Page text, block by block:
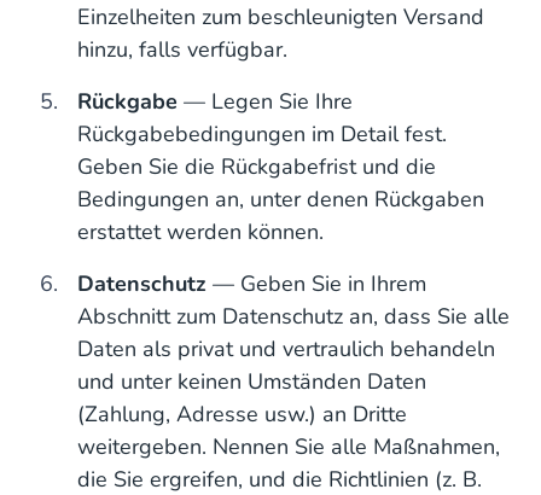
Einzelheiten zum beschleunigten Versand
hinzu, falls verfügbar.
Rückgabe — Legen Sie Ihre
Rückgabebedingungen im Detail fest.
Geben Sie die Rückgabefrist und die
Bedingungen an, unter denen Rückgaben
erstattet werden können.
Datenschutz — Geben Sie in Ihrem
Abschnitt zum Datenschutz an, dass Sie alle
Daten als privat und vertraulich behandeln
und unter keinen Umständen Daten
(Zahlung, Adresse usw.) an Dritte
weitergeben. Nennen Sie alle Maßnahmen,
die Sie ergreifen, und die Richtlinien (z. B.